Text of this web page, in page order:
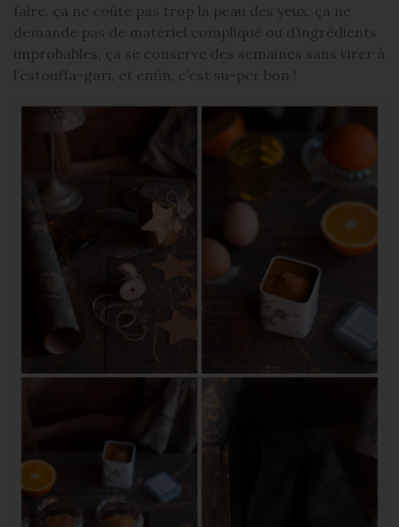
faire, ça ne coûte pas trop la peau des yeux, ça ne
demande pas de matériel compliqué ou d’ingrédients
improbables, ça se conserve des semaines sans virer à
l’estouffa-gari, et enfin, c’est su-per bon !